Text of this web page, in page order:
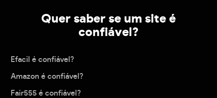
Quer saber se um site é
confiável?
Efacil é confiável?
Amazon é confiável?
Fair555 é confiável?